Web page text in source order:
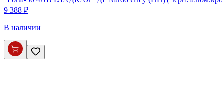
9 388 ₽
В наличии